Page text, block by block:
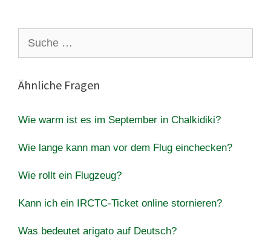
nach:
Ähnliche Fragen
Wie warm ist es im September in Chalkidiki?
Wie lange kann man vor dem Flug einchecken?
Wie rollt ein Flugzeug?
Kann ich ein IRCTC-Ticket online stornieren?
Was bedeutet arigato auf Deutsch?